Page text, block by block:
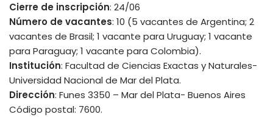
Cierre de inscripción: 24/06
Número de vacantes: 10 (5 vacantes de Argentina; 2
vacantes de Brasil; 1 vacante para Uruguay; 1 vacante
para Paraguay; 1 vacante para Colombia).
Institución: Facultad de Ciencias Exactas y Naturales-
Universidad Nacional de Mar del Plata.
Dirección: Funes 3350 – Mar del Plata- Buenos Aires
Código postal: 7600.